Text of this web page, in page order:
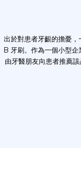
出於對患者牙齦的擔憂
B 牙刷。作為一個小型
由牙醫朋友向患者推薦